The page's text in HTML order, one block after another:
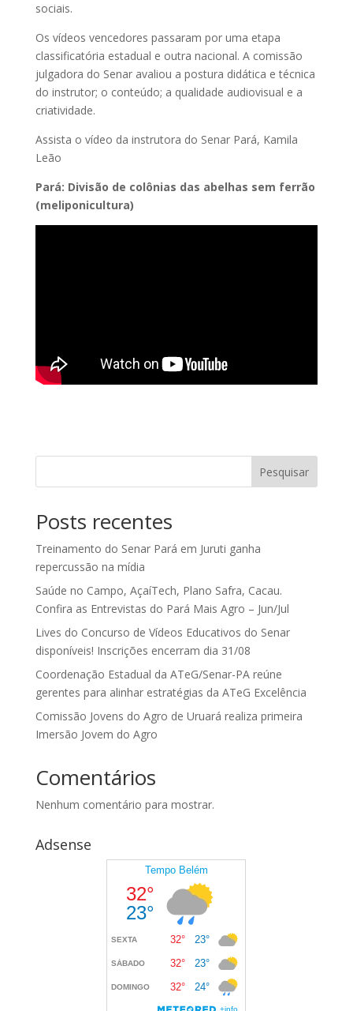
sociais.
Os vídeos vencedores passaram por uma etapa
classificatória estadual e outra nacional. A comissão
julgadora do Senar avaliou a postura didática e técnica
do instrutor; o conteúdo; a qualidade audiovisual e a
criatividade.
Assista o vídeo da instrutora do Senar Pará, Kamila
Leão
Pará: Divisão de colônias das abelhas sem ferrão
(meliponicultura)
Pesquisar
Posts recentes
Treinamento do Senar Pará em Juruti ganha
repercussão na mídia
Saúde no Campo, AçaíTech, Plano Safra, Cacau.
Confira as Entrevistas do Pará Mais Agro – Jun/Jul
Lives do Concurso de Vídeos Educativos do Senar
disponíveis! Inscrições encerram dia 31/08
Coordenação Estadual da ATeG/Senar-PA reúne
gerentes para alinhar estratégias da ATeG Excelência
Comissão Jovens do Agro de Uruará realiza primeira
Imersão Jovem do Agro
Comentários
Nenhum comentário para mostrar.
Adsense